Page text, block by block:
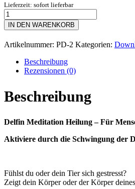
Lieferzeit: sofort lieferbar
Delfin
Meditation
Heilung
[Digital]
Menge
IN DEN WARENKORB
Artikelnummer: PD-2 Kategorien:
Beschreibung
Rezensionen (0)
Beschreibung
Delfin Meditation Heilung – Für
Aktiviere durch die Schwingung der
Fühlst du oder dein Tier sich gestresst?
Zeigt dein Körper oder der Körper